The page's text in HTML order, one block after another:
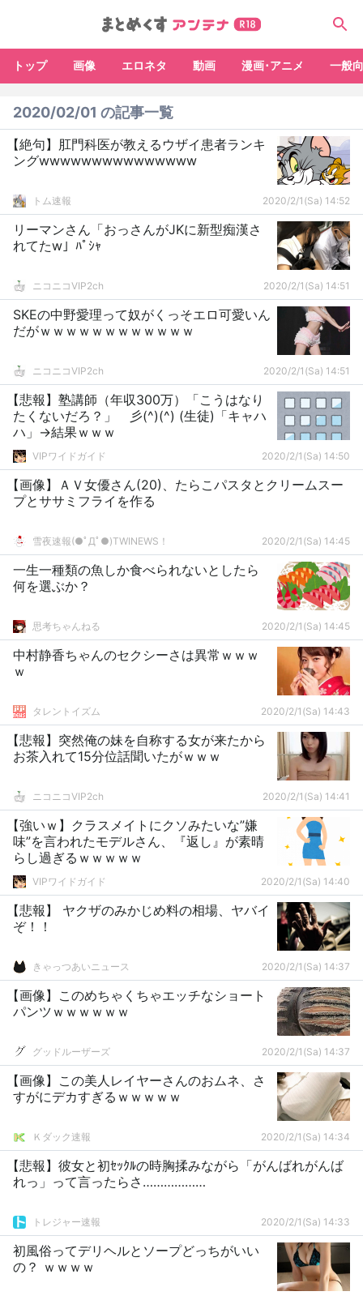
トップ 画像 エロネタ 動画 漫画･アニメ 一般
2020/02/01 の記事一覧
【絶句】肛門科医が教えるウザイ患者ランキ
ングwwwwwwwwwwwwwww
トム速報 2020/2/1(Sa) 14:52
リーマンさん「おっさんがJKに新型痴漢さ
れてたw」ﾊﾟｼｬ
ニコニコVIP2ch 2020/2/1(Sa) 14:51
SKEの中野愛理って奴がくっそエロ可愛いん
だがｗｗｗｗｗｗｗｗｗｗｗｗ
ニコニコVIP2ch 2020/2/1(Sa) 14:51
【悲報】塾講師（年収300万）「こうはなり
たくないだろ？」 彡(^)(^) (生徒)「キャハ
ハ」→結果ｗｗｗ
VIPワイドガイド 2020/2/1(Sa) 14:50
【画像】ＡＶ女優さん(20)、たらこパスタとクリームスー
プとササミフライを作る
雪夜速報(●ﾟДﾟ●)TWINEWS！ 2020/2/1(Sa) 14:45
一生一種類の魚しか食べられないとしたら
何を選ぶか？
思考ちゃんねる 2020/2/1(Sa) 14:45
中村静香ちゃんのセクシーさは異常ｗｗｗ
ｗ
タレントイズム 2020/2/1(Sa) 14:43
【悲報】突然俺の妹を自称する女が来たから
お茶入れて15分位話聞いたがｗｗｗ
ニコニコVIP2ch 2020/2/1(Sa) 14:41
【強いｗ】クラスメイトにクソみたいな”嫌
味”を言われたモデルさん、『返し』が素晴
らし過ぎるｗｗｗｗｗ
VIPワイドガイド 2020/2/1(Sa) 14:40
【悲報】 ヤクザのみかじめ料の相場、ヤバイ
ぞ！！
きゃっつあいニュース 2020/2/1(Sa) 14:37
【画像】このめちゃくちゃエッチなショート
パンツｗｗｗｗｗｗ
グッドルーザーズ 2020/2/1(Sa) 14:37
【画像】この美人レイヤーさんのおムネ、さ
すがにデカすぎるｗｗｗｗｗ
Ｋダック速報 2020/2/1(Sa) 14:34
【悲報】彼女と初ｾｯｸﾙの時胸揉みながら「がんばれがんば
れっ」って言ったらさ………………
トレジャー速報 2020/2/1(Sa) 14:33
初風俗ってデリヘルとソープどっちがいい
の？ ｗｗｗｗ